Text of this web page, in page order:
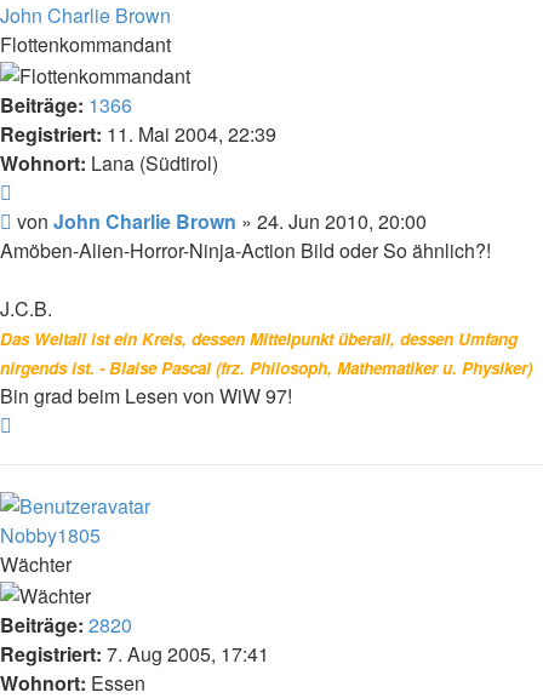
John Charlie Brown
Flottenkommandant
Beiträge: 1366
Registriert: 11. Mai 2004, 22:39
Wohnort: Lana (Südtirol)
Beitrag
von John Charlie Brown » 24. Jun 2010, 20:00
Amöben-Alien-Horror-Ninja-Action Bild oder So ähnlich?!
J.C.B.
Das Weltall ist ein Kreis, dessen Mittelpunkt überall, dessen Umfang
nirgends ist. - Blaise Pascal (frz. Philosoph, Mathematiker u. Physiker)
Bin grad beim Lesen von WiW 97!
Nobby1805
Wächter
Beiträge: 2820
Registriert: 7. Aug 2005, 17:41
Wohnort: Essen